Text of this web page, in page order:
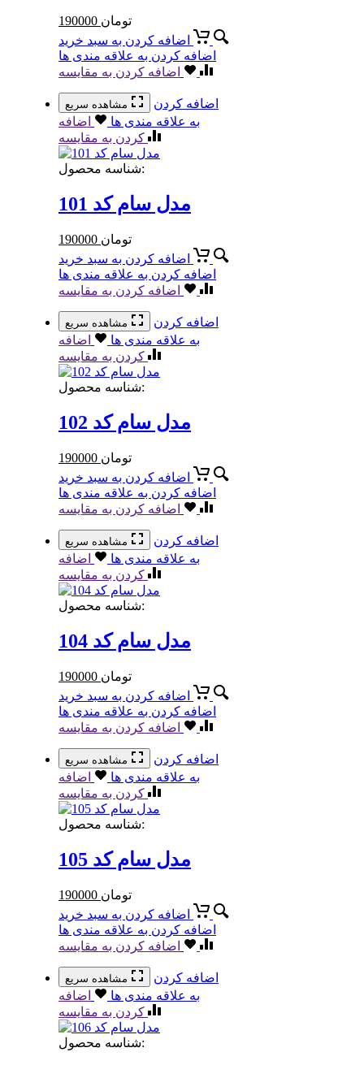
190000 تومان
اضافه کردن به سبد خرید
اضافه کردن به علاقه مندی ها
اضافه کردن به مقایسه
مشاهده سریع
اضافه کردن
به علاقه مندی ها
اضافه
کردن به مقایسه
شناسه محصول:
مدل سام کد 101
190000 تومان
اضافه کردن به سبد خرید
اضافه کردن به علاقه مندی ها
اضافه کردن به مقایسه
مشاهده سریع
اضافه کردن
به علاقه مندی ها
اضافه
کردن به مقایسه
شناسه محصول:
مدل سام کد 102
190000 تومان
اضافه کردن به سبد خرید
اضافه کردن به علاقه مندی ها
اضافه کردن به مقایسه
مشاهده سریع
اضافه کردن
به علاقه مندی ها
اضافه
کردن به مقایسه
شناسه محصول:
مدل سام کد 104
190000 تومان
اضافه کردن به سبد خرید
اضافه کردن به علاقه مندی ها
اضافه کردن به مقایسه
مشاهده سریع
اضافه کردن
به علاقه مندی ها
اضافه
کردن به مقایسه
شناسه محصول:
مدل سام کد 105
190000 تومان
اضافه کردن به سبد خرید
اضافه کردن به علاقه مندی ها
اضافه کردن به مقایسه
مشاهده سریع
اضافه کردن
به علاقه مندی ها
اضافه
کردن به مقایسه
شناسه محصول: